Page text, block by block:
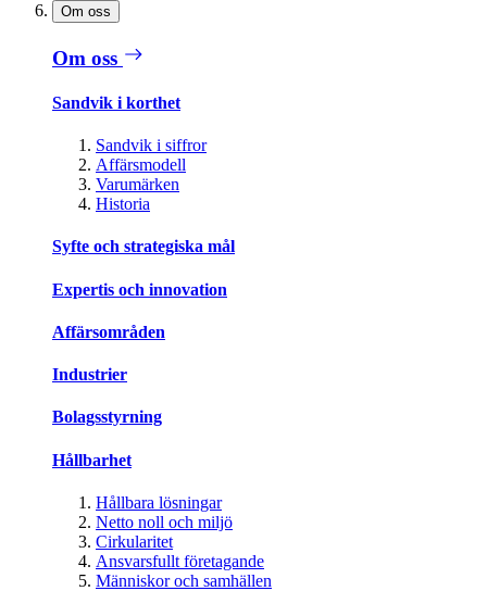
Om oss
Om oss
Sandvik i korthet
Sandvik i siffror
Affärsmodell
Varumärken
Historia
Syfte och strategiska mål
Expertis och innovation
Affärsområden
Industrier
Bolagsstyrning
Hållbarhet
Hållbara lösningar
Netto noll och miljö
Cirkularitet
Ansvarsfullt företagande
Människor och samhällen